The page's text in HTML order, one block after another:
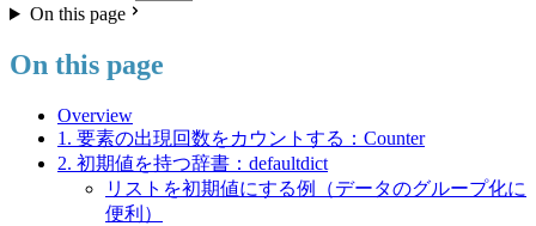
On this page
On this page
Overview
1. 要素の出現回数をカウントする：Counter
2. 初期値を持つ辞書：defaultdict
リストを初期値にする例（データのグループ化に
便利）